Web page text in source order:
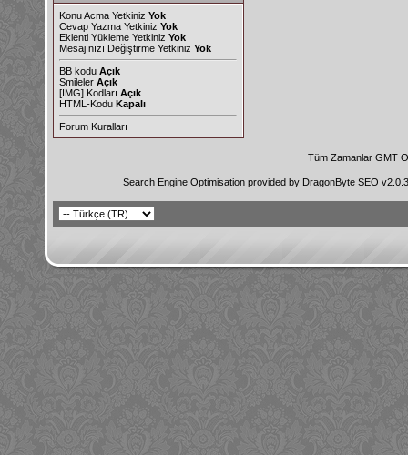
Konu Acma Yetkiniz Yok
Cevap Yazma Yetkiniz Yok
Eklenti Yükleme Yetkiniz Yok
Mesajınızı Değiştirme Yetkiniz Yok
BB kodu Açık
Smileler Açık
[IMG] Kodları Açık
HTML-Kodu Kapalı
Forum Kuralları
Tüm Zamanlar GMT
Search Engine Optimisation provided by DragonByte SEO